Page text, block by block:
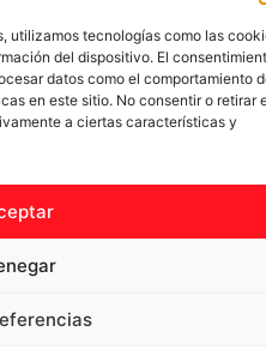
utilizamos tecnologías como las
del dispositivo. El
datos como el comportamiento
en este sitio. No consentir o retirar
a ciertas características y
de Tenis de Mesa |
porTOOOLS